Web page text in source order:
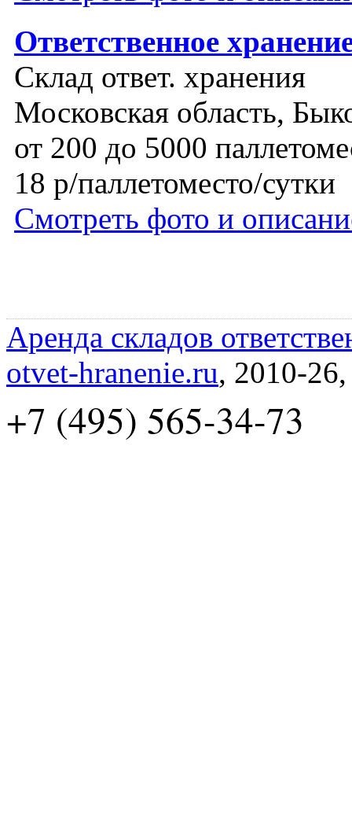
Ответственное
Склад ответ. хранения
Московская область,
от 200 до 5000
18 р/паллетоместо/сутки
Смотреть фото и
Аренда складов
otvet-hranenie.ru, 2010-
+7 (495) 565-34-73